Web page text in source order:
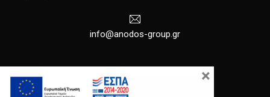
info@anodos-group.gr
×